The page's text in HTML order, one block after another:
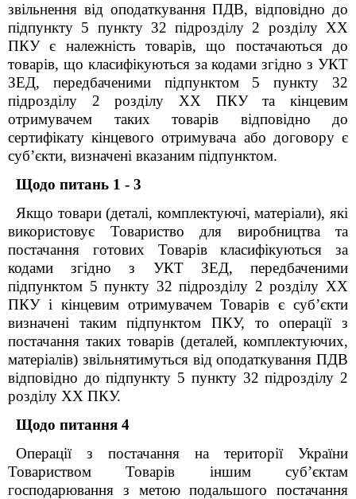
звільнення від оподаткування ПДВ, відповідно до
підпункту 5 пункту 32 підрозділу 2 розділу ХХ
ПКУ є належність товарів, що постачаються до
товарів, що класифікуються за кодами згідно з УКТ
ЗЕД, передбаченими підпунктом 5 пункту 32
підрозділу 2 розділу ХХ ПКУта кінцевим
отримувачем таких товарів відповідно до
сертифікату кінцевого отримувача або договору є
суб’єкти, визначені вказаним підпунктом.
Щодо питань 1 - 3
Якщо товари(деталі, комплектуючі, матеріали), які
використовує Товариство для виробництва та
постачання готових Товарів
класифікуються за
кодами згідно з УКТ ЗЕД, передбаченими
підпунктом 5 пункту 32 підрозділу 2 розділу ХХ
ПКУі кінцевим отримувачем Товарів є суб’єкти
визначені таким підпунктом ПКУ, то операції з
постачання таких товарів (деталей, комплектуючих,
матеріалів) звільнятимуться від оподаткування ПДВ
відповідно до підпункту 5 пункту 32 підрозділу 2
розділу ХХ ПКУ.
Щодо питання 4
Операції з постачання на території України
Товариством Товарів іншим суб’єктам
господарювання з метою подальшого постачання